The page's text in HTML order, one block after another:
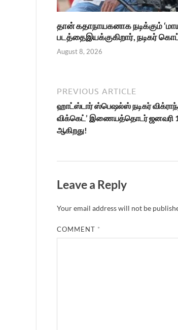
தான் கதாநாயகனாக நடிக்கும்
படத்தைஇயக்குகிறார், நடிகர்
August 8, 2026
PREVIOUS ARTICLE
ஹாட்ஸ்டார் ஸ்பெஷல்ஸ் நடிகர் விக்ராந்த்
விக்கெட்’ இணையத்தொடர் ஜனவரி
ஆகிறது!
Leave a Reply
Your email address will not be
COMMENT *